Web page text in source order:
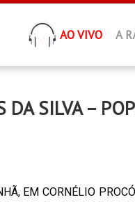
AO VIVO A
SILVA –
EM CORNÉLIO